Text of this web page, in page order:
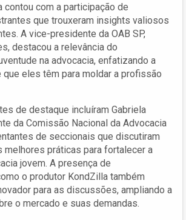
contou com a participação de
que trouxeram insights valiosos
A vice-presidente da OAB SP,
destacou a relevância do
na advocacia, enfatizando a
eles têm para moldar a profissão
de destaque incluíram Gabriela
da Comissão Nacional da Advocacia
de seccionais que discutiram
melhores práticas para fortalecer a
jovem. A presença de
o produtor KondZilla também
para as discussões, ampliando a
o mercado e suas demandas.